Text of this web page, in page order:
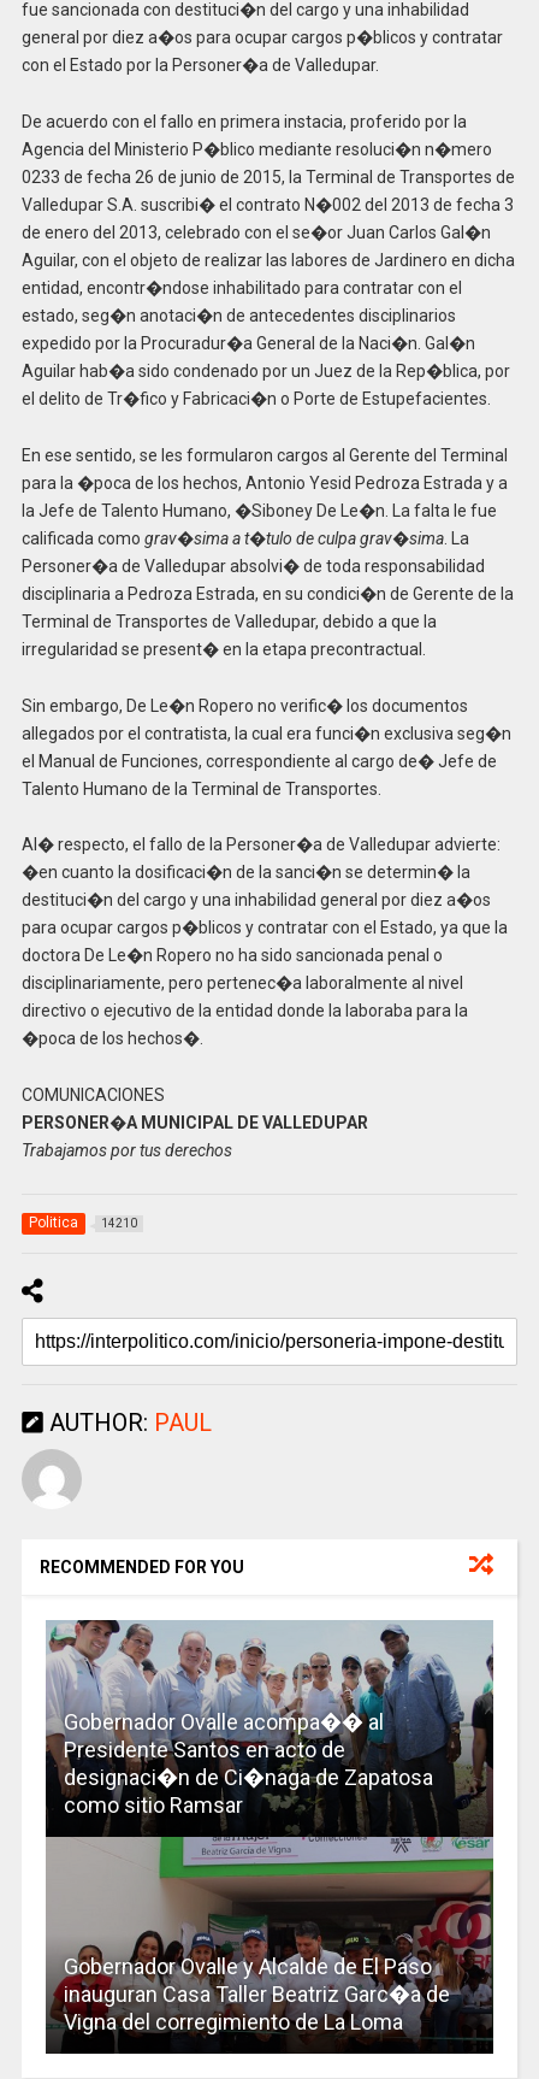
fue sancionada con destituci�n del cargo y una inhabilidad
general por diez a�os para ocupar cargos p�blicos y contratar
con el Estado por la Personer�a de Valledupar.
De acuerdo con el fallo en primera instacia, proferido por la
Agencia del Ministerio P�blico mediante resoluci�n n�mero
0233 de fecha 26 de junio de 2015, la Terminal de Transportes de
Valledupar S.A. suscribi� el contrato N�002 del 2013 de fecha 3
de enero del 2013, celebrado con el se�or Juan Carlos Gal�n
Aguilar, con el objeto de realizar las labores de Jardinero en dicha
entidad, encontr�ndose inhabilitado para contratar con el
estado, seg�n anotaci�n de antecedentes disciplinarios
expedido por la Procuradur�a General de la Naci�n. Gal�n
Aguilar hab�a sido condenado por un Juez de la Rep�blica, por
el delito de Tr�fico y Fabricaci�n o Porte de Estupefacientes.
En ese sentido, se les formularon cargos al Gerente del Terminal
para la �poca de los hechos, Antonio Yesid Pedroza Estrada y a
la Jefe de Talento Humano, �Siboney De Le�n. La falta le fue
calificada como grav�sima a t�tulo de culpa grav�sima. La
Personer�a de Valledupar absolvi� de toda responsabilidad
disciplinaria a Pedroza Estrada, en su condici�n de Gerente de la
Terminal de Transportes de Valledupar, debido a que la
irregularidad se present� en la etapa precontractual.
Sin embargo, De Le�n Ropero no verific� los documentos
allegados por el contratista, la cual era funci�n exclusiva seg�n
el Manual de Funciones, correspondiente al cargo de� Jefe de
Talento Humano de la Terminal de Transportes.
Al� respecto, el fallo de la Personer�a de Valledupar advierte:
�en cuanto la dosificaci�n de la sanci�n se determin� la
destituci�n del cargo y una inhabilidad general por diez a�os
para ocupar cargos p�blicos y contratar con el Estado, ya que la
doctora De Le�n Ropero no ha sido sancionada penal o
disciplinariamente, pero pertenec�a laboralmente al nivel
directivo o ejecutivo de la entidad donde la laboraba para la
�poca de los hechos�.
COMUNICACIONES
PERSONER�A MUNICIPAL DE VALLEDUPAR
Trabajamos por tus derechos
Politica 14210
AUTHOR: PAUL
RECOMMENDED FOR YOU
Gobernador Ovalle acompa�� al
Presidente Santos en acto de
designaci�n de Ci�naga de Zapatosa
como sitio Ramsar
Gobernador Ovalle y Alcalde de El Paso
inauguran Casa Taller Beatriz Garc�a de
Vigna del corregimiento de La Loma